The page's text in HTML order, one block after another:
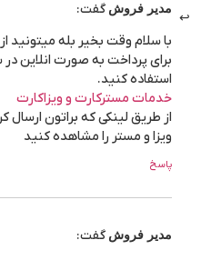
مدیر فروش گفت:
با سلام وقت بخیر بله میتونید
برای پرداخت به صورت انلاین
استفاده کنید.
خدمات مسترکارت و ویزاکارت
از طریق لینکی که براتون ارسال
ویزا و مستر را مشاهده کنید
پاسخ
مدیر فروش گفت: